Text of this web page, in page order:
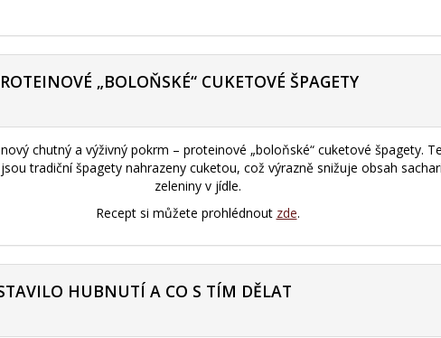
„BOLOŇSKÉ“ CUKETOVÉ ŠPAGETY
chutný a výživný pokrm – proteinové „boloňské“ cuketové špagety.
tradiční špagety nahrazeny cuketou, což výrazně snižuje obsah
zeleniny v jídle.
Recept si můžete prohlédnout zde.
HUBNUTÍ A CO S TÍM DĚLAT